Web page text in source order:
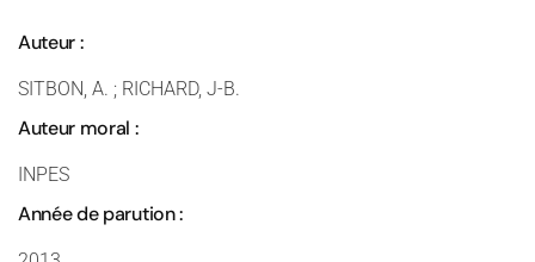
Auteur :
SITBON, A. ; RICHARD, J-B.
Auteur moral :
INPES
Année de parution :